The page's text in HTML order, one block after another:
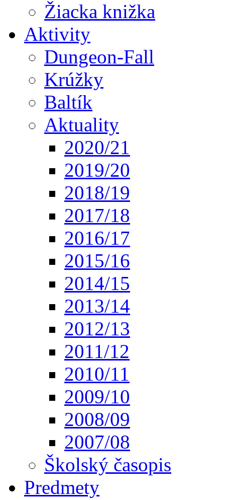
Žiacka knižka
Aktivity
Dungeon-Fall
Krúžky
Baltík
Aktuality
2020/21
2019/20
2018/19
2017/18
2016/17
2015/16
2014/15
2013/14
2012/13
2011/12
2010/11
2009/10
2008/09
2007/08
Školský časopis
Predmety